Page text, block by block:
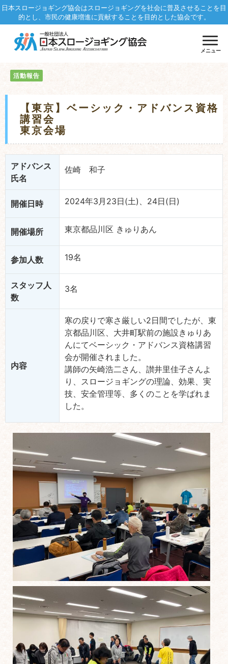
日本スロージョギング協会はスロージョギングを社会に普及させることを目
的とし、市民の健康増進に貢献することを目的とした協会です。
メニュー
活動報告
【東京】ベーシック・アドバンス資格
講習会
東京会場
アドバンス
氏名
佐崎 和子
開催日時 2024年3月23日(土)、24日(日)
開催場所 東京都品川区 きゅりあん
参加人数 19名
スタッフ人
数
3名
内容
寒の戻りで寒さ厳しい2日間でしたが、東
京都品川区、大井町駅前の施設きゅりあ
んにてベーシック・アドバンス資格講習
会が開催されました。
講師の矢崎浩二さん、讃井里佳子さんよ
り、スロージョギングの理論、効果、実
技、安全管理等、多くのことを学ばれま
した。